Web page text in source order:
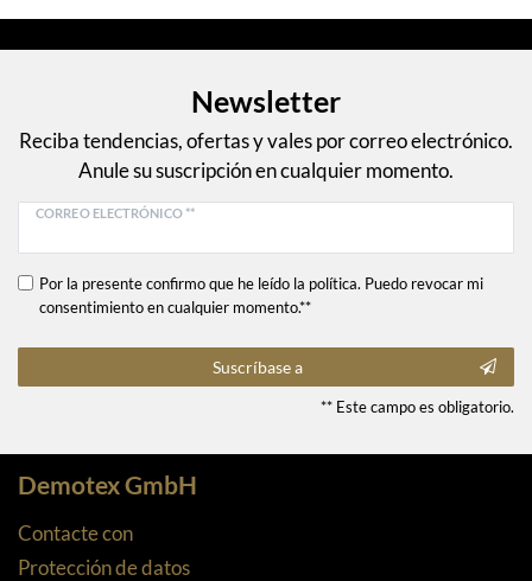
Newsletter
Reciba tendencias, ofertas y vales por correo electrónico.
Anule su suscripción en cualquier momento.
CORREO ELECTRÓNICO **
Por la presente confirmo que he leído la política. Puedo revocar mi
consentimiento en cualquier momento.**
Suscríbase a
** Este campo es obligatorio.
Demotex GmbH
Contacte con
Protección de datos